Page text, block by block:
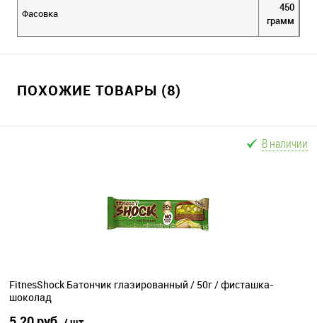
Фасовка
450
грамм
ПОХОЖИЕ ТОВАРЫ (8)
В наличии
FitnesShock Батончик глазированный / 50г / фисташка-
шоколад